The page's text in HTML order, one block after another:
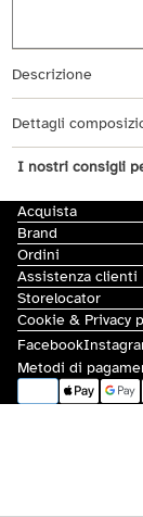
Descrizione
Dettagli
I nostri consigli
Acquista
Brand
Ordini
Assistenza clienti
Storelocator
Cookie & Privacy
Facebook
Metodi di